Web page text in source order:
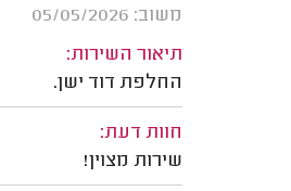
משוב: 05/05/2026
תיאור השירות:
החלפת דוד ישן.
חוות דעת:
שירות מצוין!